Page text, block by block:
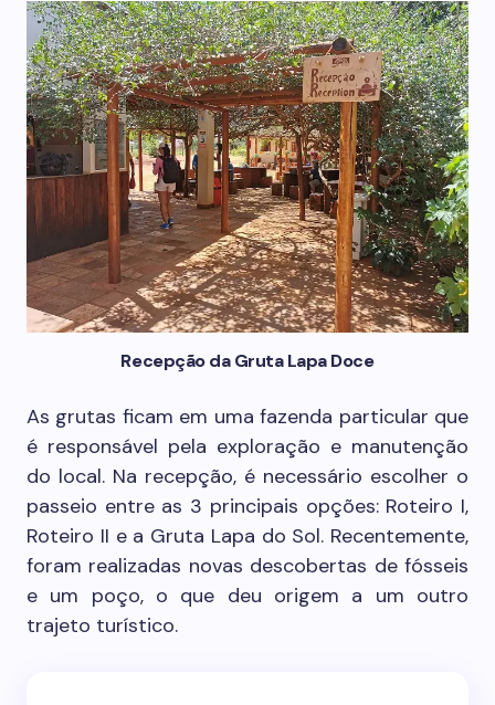
Recepção da Gruta Lapa Doce
As grutas ficam em uma fazenda particular que
é responsável pela exploração e manutenção
do local. Na recepção, é necessário escolher o
passeio entre as 3 principais opções: Roteiro I,
Roteiro II e a Gruta Lapa do Sol. Recentemente,
foram realizadas novas descobertas de fósseis
e um poço, o que deu origem a um outro
trajeto turístico.